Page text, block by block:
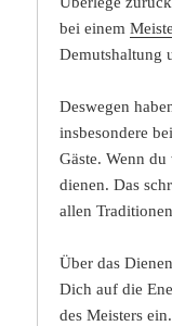
bei einem
Demutshaltung
Deswegen
insbesondere
Gäste. Wenn
dienen. Das
allen
Über das
Dich auf die
des Meisters